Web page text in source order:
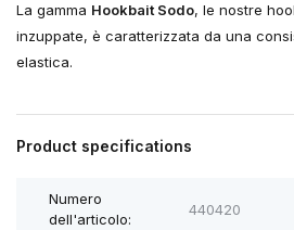
La gamma Hookbait Sodo, le nostre
inzuppate, è caratterizzata da una
elastica.
Product specifications
Numero
dell'articolo:
440420